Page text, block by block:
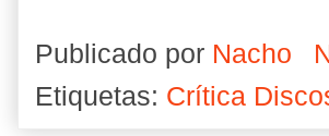
Publicado por Nacho
Etiquetas: Crítica